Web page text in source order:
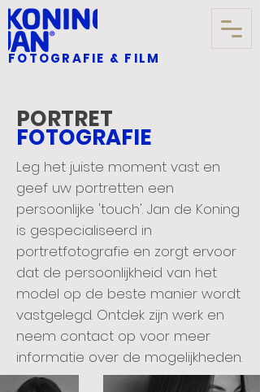
FOTOGRAFIE & FILM
PORTRET
FOTOGRAFIE
Leg het juiste moment vast en
geef uw portretten een
persoonlijke 'touch'. Jan de Koning
is gespecialiseerd in
portretfotografie en zorgt ervoor
dat de persoonlijkheid van het
model op de beste manier wordt
vastgelegd. Ontdek zijn werk en
neem contact op voor meer
informatie over de mogelijkheden.